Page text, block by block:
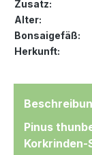
Zusatz:
Alter:
Bonsaigefäß:
Herkunft:
Pinus